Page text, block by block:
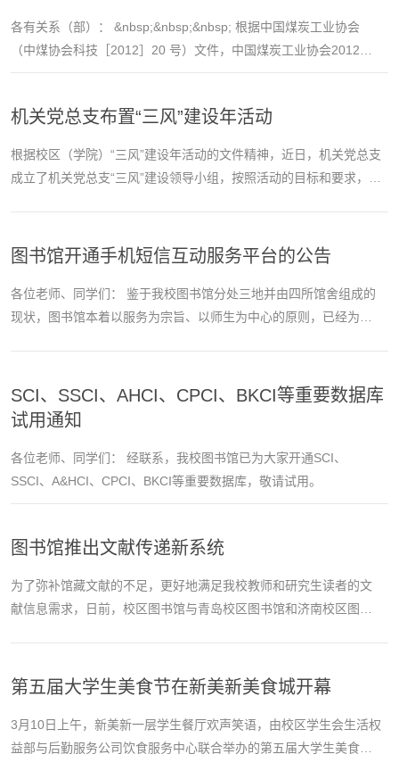
各有关系（部）： &nbsp;&nbsp;&nbsp; 根据中国煤炭工业协会
（中煤协会科技［2012］20 号）文件，中国煤炭工业协会2012年
度科学技术研究指导性计划项目开始申报，按照学校科研处对此项
机关党总支布置“三风”建设年活动
根据校区（学院）“三风”建设年活动的文件精神，近日，机关党总支
成立了机关党总支“三风”建设领导小组，按照活动的目标和要求，制
图书馆开通手机短信互动服务平台的公告
各位老师、同学们： 鉴于我校图书馆分处三地并由四所馆舍组成的
现状，图书馆本着以服务为宗旨、以师生为中心的原则，已经为我
SCI、SSCI、AHCI、CPCI、BKCI等重要数据库
试用通知
各位老师、同学们： 经联系，我校图书馆已为大家开通SCI、
SSCI、A&HCI、CPCI、BKCI等重要数据库，敬请试用。
图书馆推出文献传递新系统
为了弥补馆藏文献的不足，更好地满足我校教师和研究生读者的文
献信息需求，日前，校区图书馆与青岛校区图书馆和济南校区图书
第五届大学生美食节在新美新美食城开幕
3月10日上午，新美新一层学生餐厅欢声笑语，由校区学生会生活权
益部与后勤服务公司饮食服务中心联合举办的第五届大学生美食节